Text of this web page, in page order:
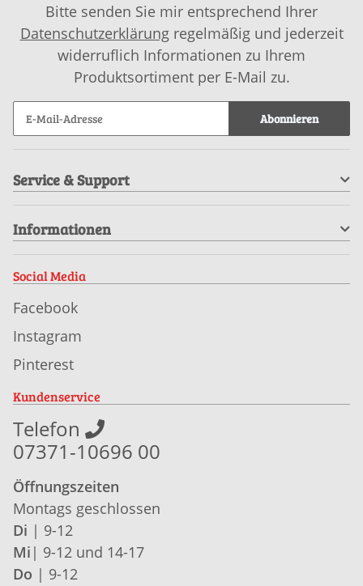
Bitte senden Sie mir entsprechend Ihrer
Datenschutzerklärungregelmäßig und jederzeit
widerruflich Informationen zu Ihrem
Produktsortiment per E-Mail zu.
Abonnieren
Service & Support
Informationen
Social Media
Facebook
Instagram
Pinterest
Kundenservice
Telefon
07371-10696 00
Öffnungszeiten
Montags geschlossen
Di | 9-12
Mi | 9-12 und 14-17
Do | 9-12